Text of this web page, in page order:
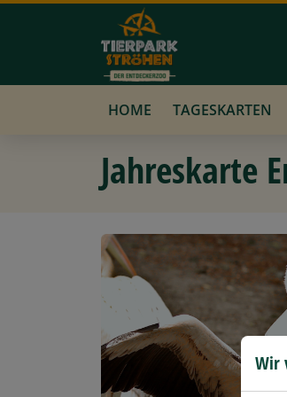
HOME TAGESKARTEN
Jahreskarte
Wir